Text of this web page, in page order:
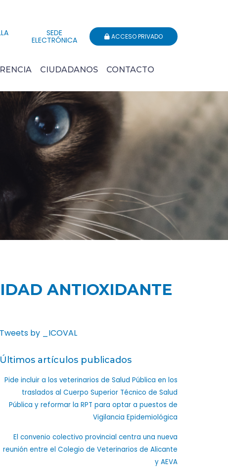
SEDE
ELECTRÓNICA ACCESO PRIVADO
CIUDADANOS CONTACTO
ANTIOXIDANTE
Tweets by _ICOVAL
Últimos artículos publicados
Pide incluir a los veterinarios de Salud Pública en los
traslados al Cuerpo Superior Técnico de Salud
Pública y reformar la RPT para optar a puestos de
Vigilancia Epidemiológica
El convenio colectivo provincial centra una nueva
reunión entre el Colegio de Veterinarios de Alicante
y AEVA